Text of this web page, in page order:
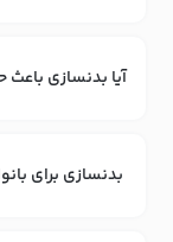
آیا بدنسازی
بدنسازی برای